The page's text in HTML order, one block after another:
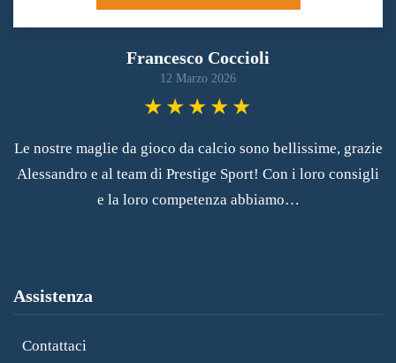
Francesco Coccioli
12 Marzo 2026
Le nostre maglie da gioco da calcio sono bellissime, grazie
Alessandro e al team di Prestige Sport! Con i loro consigli
e la loro competenza abbiamo…
Assistenza
Contattaci